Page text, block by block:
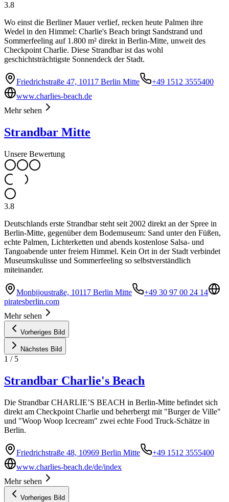
3.8
Wo einst die Berliner Mauer verlief, recken heute Palmen ihre
Wedel in den Himmel: Charlie's Beach bringt Sandstrand und
Sommerfeeling auf 1.800 m² direkt in Berlin-Mitte, unweit des
Checkpoint Charlie. Diese Strandbar ist das wohl
geschichtsträchtigste Sonnendeck der Stadt.
Friedrichstraße 47, 10117 Berlin Mitte
+49 1512 3555400
www.charlies-beach.de
Mehr sehen
Strandbar Mitte
Unsere Bewertung
3.8
Deutschlands erste Strandbar steht seit 2002 direkt an der Spree in
Berlin-Mitte, gegenüber dem Bodemuseum: Sand unter den Füßen,
echte Palmen, Lichterketten und abends kostenlose Salsa- und
Tangoabende unter freiem Himmel. Kein Ort in der Stadt verbindet
Museumskulisse und Sommerfeeling so selbstverständlich
miteinander.
Monbijoustraße, 10117 Berlin Mitte
+49 30 97 00 24 14
piratesberlin.com
Mehr sehen
Vorheriges Bild
Nächstes Bild
1 / 5
Strandbar Charlie's Beach
Die Strandbar CHARLIE’S BEACH in Berlin-Mitte befindet sich
direkt am Checkpoint Charlie und beherbergt mit "Burger de Ville"
und "Woop Woop Icecream" zwei echte Food Truck-Schätze in
Berlin.
Friedrichstraße 48, 10969 Berlin Mitte
+49 1512 3555400
www.charlies-beach.de/de/index
Mehr sehen
Vorheriges Bild